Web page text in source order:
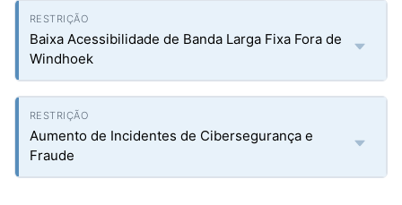
Baixa Acessibilidade de Banda Larga Fixa Fora de
Windhoek
Aumento de Incidentes de Cibersegurança e
Fraude